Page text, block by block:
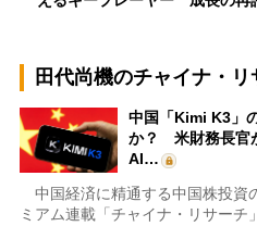
田代尚機のチャイナ・リ
中国「Kimi K3」
か？ 米財務長官
AI…
中国経済に精通する中国株投資
ミアム連載「チャイナ・リサーチ